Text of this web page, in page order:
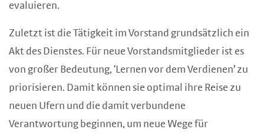
evaluieren.
Zuletzt ist die Tätigkeit im Vorstand grundsätzlich ein
Akt des Dienstes. Für neue Vorstandsmitglieder ist es
von großer Bedeutung, ‘Lernen vor dem Verdienen’ zu
priorisieren. Damit können sie optimal ihre Reise zu
neuen Ufern und die damit verbundene
Verantwortung beginnen, um neue Wege für